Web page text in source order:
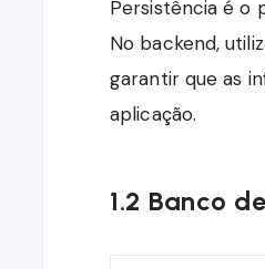
Persistência é o
No backend,
garantir que as
aplicação.
1.2 Banco